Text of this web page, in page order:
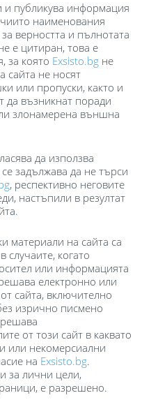
и публикува информация
наименования
верността и пълнотата
е цитиран, това е
за която Exsisto.bg не
сайта не носят
или пропуски, както и
да възникнат поради
злонамерена външна
да използва
задължава да не търси
, респективно неговите
настъпили в резултат
материали на сайта са
случаите, когато
или информацията
електронно или
сайта, включително
изрично писмено
от този сайт в каквато
или некомерсиални
на Exsisto.bg.
за лични цели,
е разрешено.